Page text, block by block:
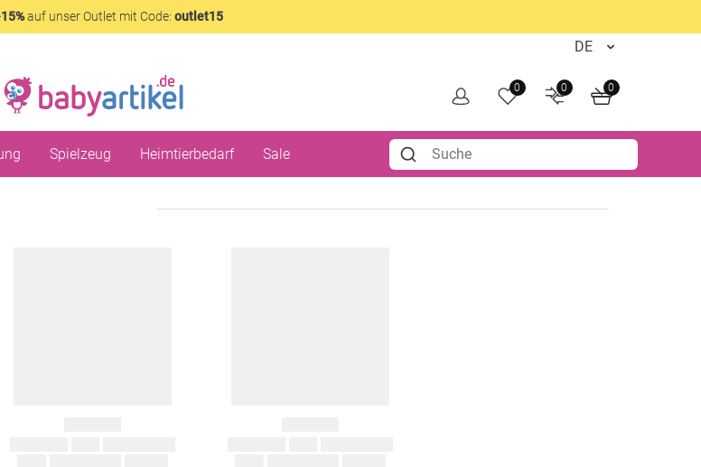
auf unser Outlet mit Code: outlet15
0 0 0
Spielzeug Heimtierbedarf Sale